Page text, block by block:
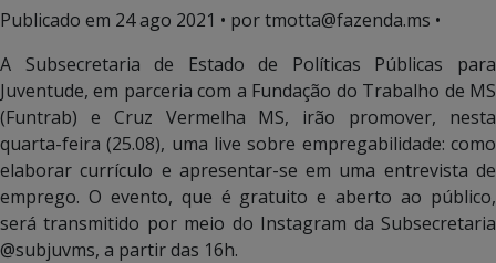
Publicado em 24 ago 2021 • por tmotta@fazenda.ms •
A Subsecretaria de Estado de Políticas Públicas para
Juventude, em parceria com a Fundação do Trabalho de MS
(Funtrab) e Cruz Vermelha MS, irão promover, nesta
quarta-feira (25.08), uma live sobre empregabilidade: como
elaborar currículo e apresentar-se em uma entrevista de
emprego. O evento, que é gratuito e aberto ao público,
será transmitido por meio do Instagram da Subsecretaria
@subjuvms, a partir das 16h.